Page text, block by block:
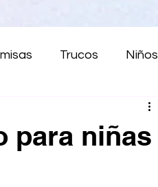
Trucos Niños
Carros
para niñas